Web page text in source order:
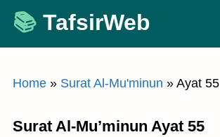
Skip
content
TafsirWeb
Home » Surat Al-Mu'minun » Ayat 55
Surat Al-Mu’minun Ayat 55